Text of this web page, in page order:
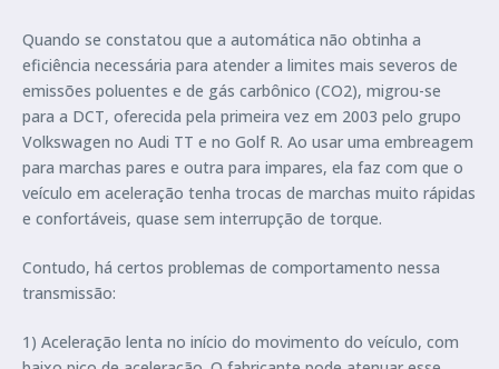
Quando se constatou que a automática não obtinha a
eficiência necessária para atender a limites mais severos de
emissões poluentes e de gás carbônico (CO2), migrou-se
para a DCT, oferecida pela primeira vez em 2003 pelo grupo
Volkswagen no Audi TT e no Golf R. Ao usar uma embreagem
para marchas pares e outra para impares, ela faz com que o
veículo em aceleração tenha trocas de marchas muito rápidas
e confortáveis, quase sem interrupção de torque.
Contudo, há certos problemas de comportamento nessa
transmissão:
1) Aceleração lenta no início do movimento do veículo, com